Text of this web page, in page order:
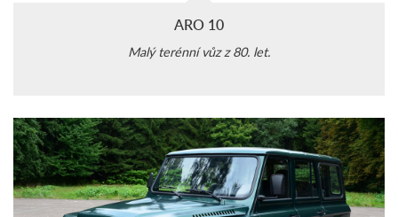
ARO 10
Malý terénní vůz z 80. let.